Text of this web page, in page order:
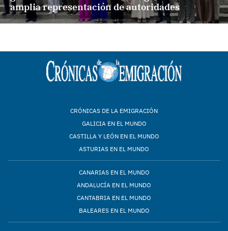
amplia representación de autoridades
CRÓNICAS DE LA EMIGRACIÓN
GALICIA EN EL MUNDO
CASTILLA Y LEÓN EN EL MUNDO
ASTURIAS EN EL MUNDO
CANARIAS EN EL MUNDO
ANDALUCÍA EN EL MUNDO
CANTABRIA EN EL MUNDO
BALEARES EN EL MUNDO